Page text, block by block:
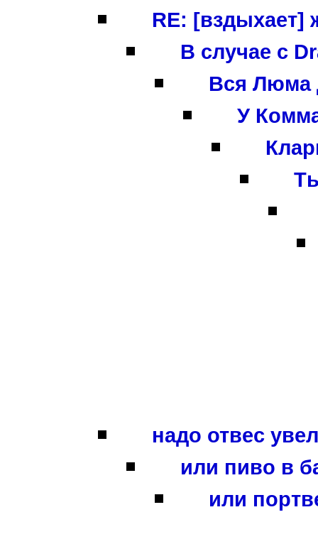
RE: [вздыхает]
В случае с
Вся Люма
У
надо отвес
или пиво в
или